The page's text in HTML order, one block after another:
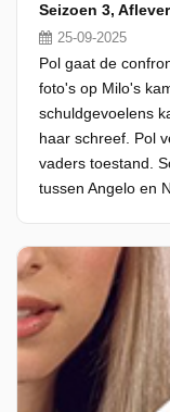
Seizoen 3,
25-09-2025
Pol gaat de
foto's op Milo's
schuldgevoelens
haar schreef. Pol
vaders toestand.
tussen Angelo en